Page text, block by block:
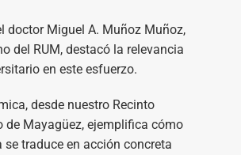
doctor Miguel A. Muñoz Muñoz,
del RUM, destacó la relevancia
en este esfuerzo.
desde nuestro Recinto
de Mayagüez, ejemplifica cómo
se traduce en acción concreta